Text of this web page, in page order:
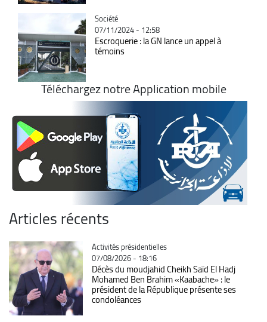
Catégorie
Société
07/11/2024 - 12:58
Escroquerie : la GN lance un appel à
témoins
Téléchargez notre Application mobile
Articles récents
Catégorie
Activités présidentielles
07/08/2026 - 18:16
Décès du moudjahid Cheikh Saïd El Hadj
Mohamed Ben Brahim «Kaabache» : le
président de la République présente ses
condoléances